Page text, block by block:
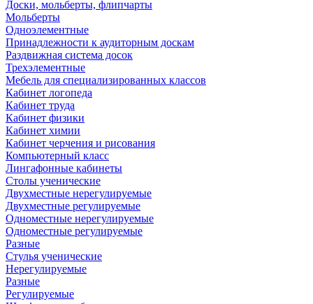
Доски, мольберты, флипчарты
Мольберты
Одноэлементные
Принадлежности к аудиторным доскам
Раздвижная система досок
Трехэлементные
Мебель для специализированных классов
Кабинет логопеда
Кабинет труда
Кабинет физики
Кабинет химии
Кабинет черчения и рисования
Компьютерный класс
Лингафонные кабинеты
Столы ученические
Двухместные нерегулируемые
Двухместные регулируемые
Одноместные нерегулируемые
Одноместные регулируемые
Разные
Стулья ученические
Нерегулируемые
Разные
Регулируемые